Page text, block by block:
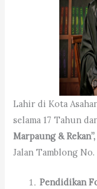
Lahir di Kota
selama 17 Tahun
Marpaung&
Jalan Tamblong
Pendidikan